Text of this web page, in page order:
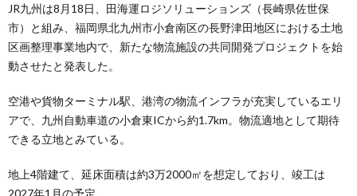
JR九州は8月18日、田海運ロジソリューションズ（長崎県佐世保
市）と組み、福岡県北九州市小倉南区の長野津田地区における土地
区画整理事業地内で、新たな物流施設の共同開発プロジェクトを始
動させたと発表した。
空港や貨物ターミナル駅、港湾の物流インフラが充実しているエリ
アで、九州自動車道の小倉東ICから約1.7km。物流適地として期待
できる立地とみている。
地上4階建て、延床面積は約3万2000㎡を想定しており、竣工は
2027年1月の予定。